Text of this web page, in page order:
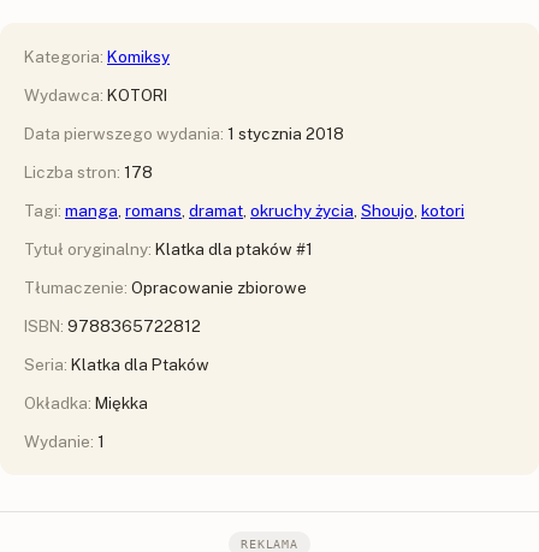
Kategoria: Komiksy
Wydawca: KOTORI
Data pierwszego wydania: 1 stycznia 2018
Liczba stron: 178
Tagi: manga romans dramat okruchy życia Shoujo kotori
Tytuł oryginalny: Klatka dla ptaków #1
Tłumaczenie: Opracowanie zbiorowe
ISBN: 9788365722812
Seria: Klatka dla Ptaków
Okładka: Miękka
Wydanie: 1
REKLAMA